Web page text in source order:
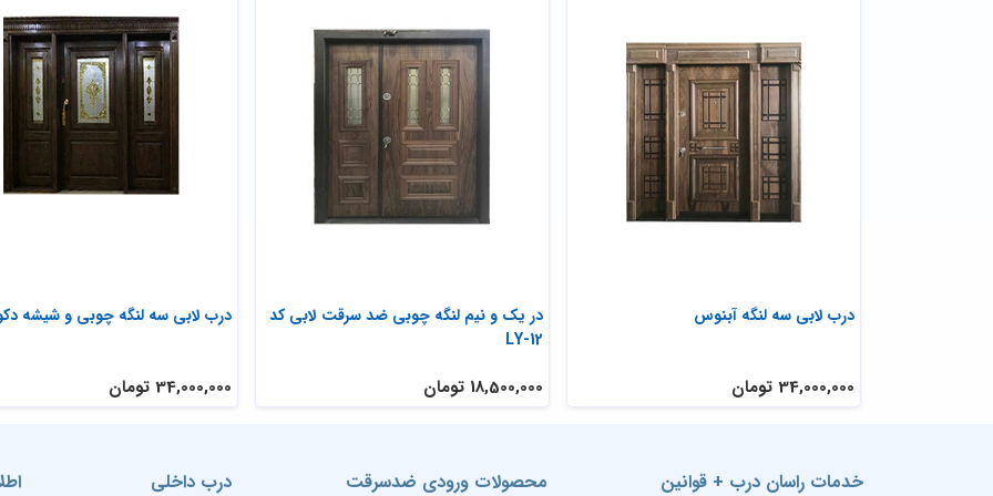
درب لابی سه لنگه چوبی و شیشه
34,000,000 تومان
در یک و نیم لنگه چوبی ضد سرقت لابی کد
LY-12
18,500,000 تومان
درب لابی سه لنگه آبنوس
34,000,000 تومان
خدمات راسان درب + قوانین محصولات ورودی ضدسرقت درب داخلی